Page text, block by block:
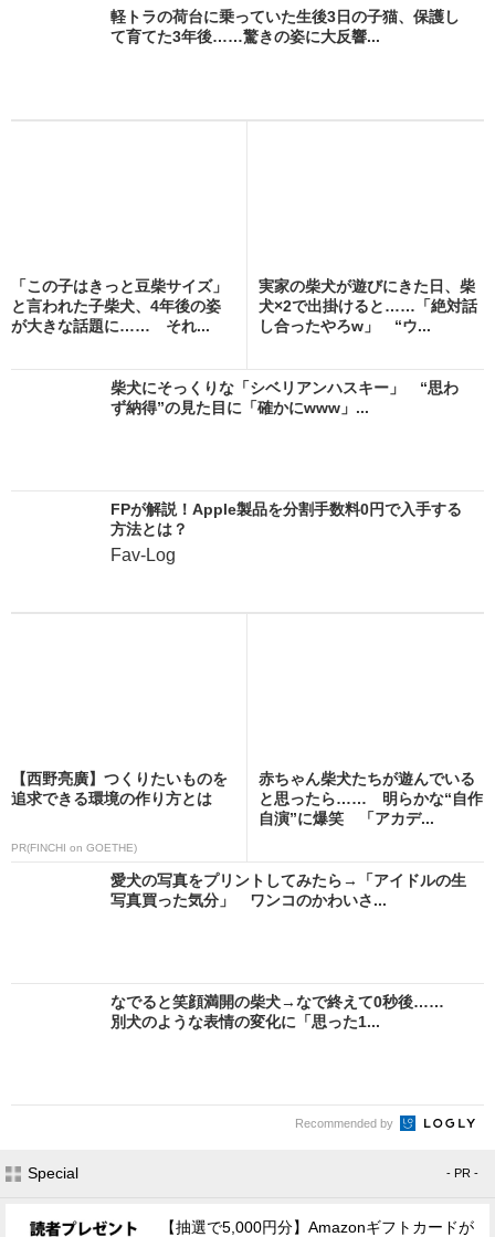
軽トラの荷台に乗っていた生後3日の子猫、保護し
て育てた3年後……驚きの姿に大反響...
「この子はきっと豆柴サイズ」
と言われた子柴犬、4年後の姿
が大きな話題に…… それ...
実家の柴犬が遊びにきた日、柴
犬×2で出掛けると……「絶対話
し合ったやろw」 “ウ...
柴犬にそっくりな「シベリアンハスキー」 “思わ
ず納得”の見た目に「確かにwww」...
FPが解説！Apple製品を分割手数料0円で入手する
方法とは？
Fav-Log
【西野亮廣】つくりたいものを
追求できる環境の作り方とは
PR(FINCHI on GOETHE)
赤ちゃん柴犬たちが遊んでいる
と思ったら…… 明らかな“自作
自演”に爆笑 「アカデ...
愛犬の写真をプリントしてみたら→「アイドルの生
写真買った気分」 ワンコのかわいさ...
なでると笑顔満開の柴犬→なで終えて0秒後……
別犬のような表情の変化に「思った1...
Recommended by
Special - PR -
【抽選で5,000円分】Amazonギフトカードが